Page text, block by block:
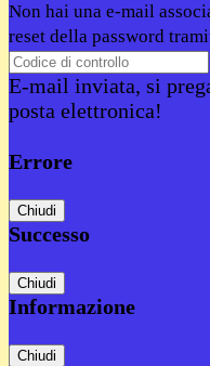
Non hai una e-mail
reset della password
E-mail inviata, si
posta elettronica!
Errore
Chiudi
Successo
Chiudi
Informazione
Chiudi